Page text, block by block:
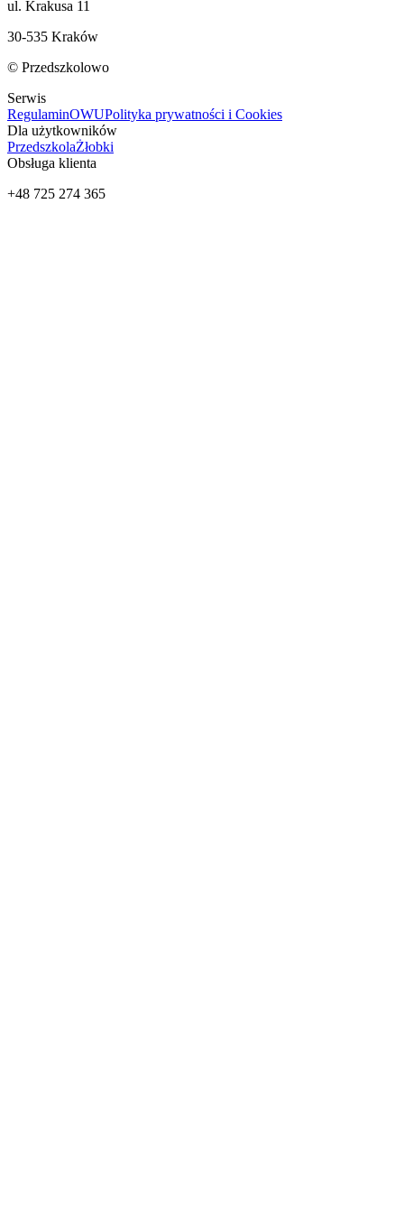
ul. Krakusa 11
30-535 Kraków
© Przedszkolowo
Serwis
RegulaminOWUPolityka prywatności i Cookies
Dla użytkowników
PrzedszkolaŻłobki
Obsługa klienta
+48 725 274 365